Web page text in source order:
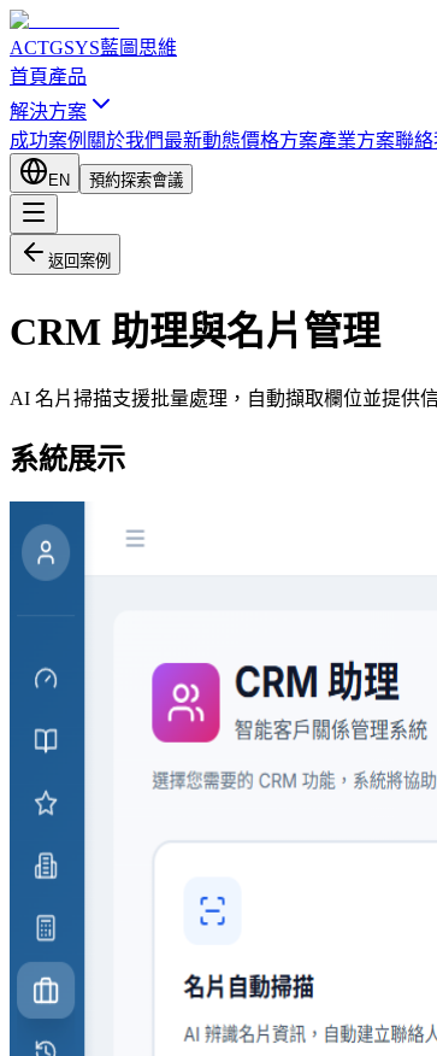
ACTGSYS藍圖思維
首頁產品
解決方案
成功案例 關於我們最新動態價格方案產業方案聯絡
EN 預約探索會議
返回案例
CRM 助理與名片管理
AI 名片掃描支援批量處理，自動擷取欄位並提供
系統展示